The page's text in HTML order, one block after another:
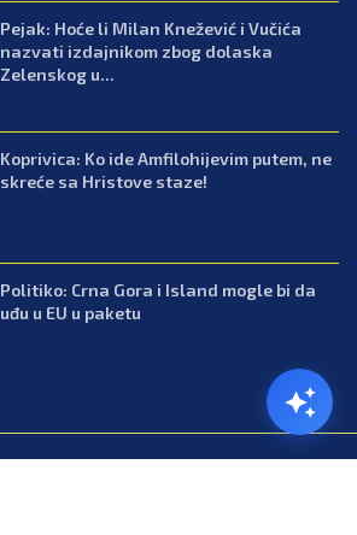
Pejak: Hoće li Milan Knežević i Vučića
nazvati izdajnikom zbog dolaska
Zelenskog u...
Koprivica: Ko ide Amfilohijevim putem, ne
skreće sa Hristove staze!
Politiko: Crna Gora i Island mogle bi da
uđu u EU u paketu